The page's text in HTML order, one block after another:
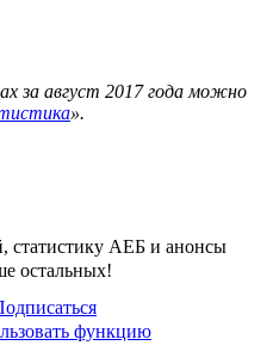
за август 2017 года можно
».
статистику АЕБ и анонсы
остальных!